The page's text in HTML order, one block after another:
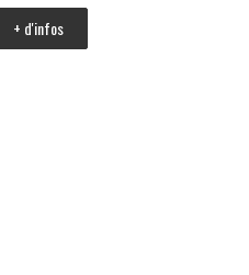
+ d'infos